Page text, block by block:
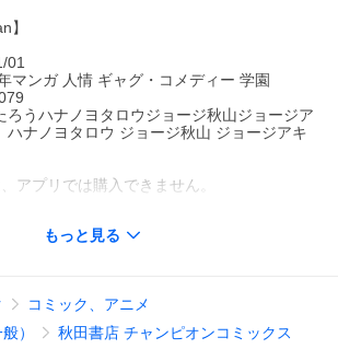
】
01
マンガ 人情 ギャグ・コメディー 学園
ろうハナノヨタロウジョージ秋山ジョージア
ハナノヨタロウ ジョージ秋山 ジョージアキ
アプリでは購入できません。
人情 ギャグ・コメディー
もっと見る
もっと見る
コミック、アニメ
）
秋田書店 チャンピオンコミックス